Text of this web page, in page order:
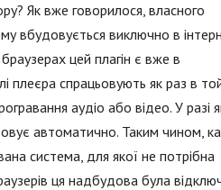
Як вже говорилося, власного
вбудовується виключно в
цей плагін є вже в
плеєра спрацьовують як раз в
аудіо або відео. У разі
автоматично. Таким чином,
система, для якої не потрібна
ця надбудова була